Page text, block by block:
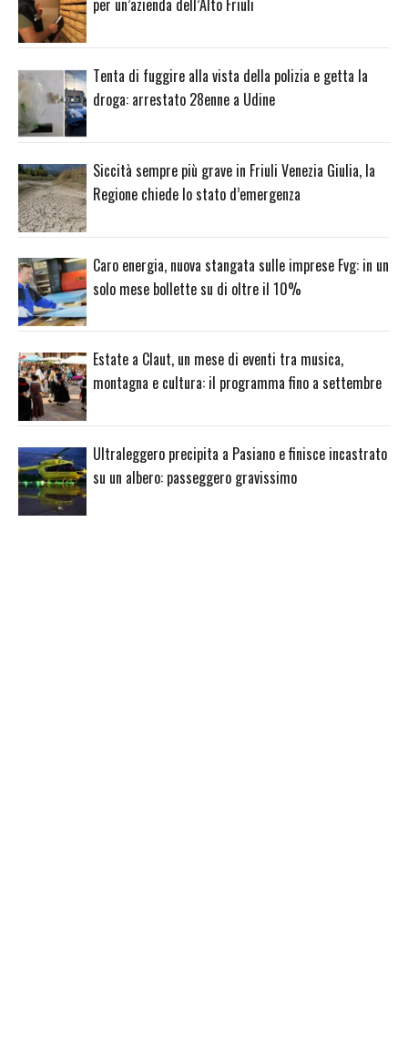
per un’azienda dell’Alto Friuli
Tenta di fuggire alla vista della polizia e getta la
droga: arrestato 28enne a Udine
Siccità sempre più grave in Friuli Venezia Giulia, la
Regione chiede lo stato d’emergenza
Caro energia, nuova stangata sulle imprese Fvg: in un
solo mese bollette su di oltre il 10%
Estate a Claut, un mese di eventi tra musica,
montagna e cultura: il programma fino a settembre
Ultraleggero precipita a Pasiano e finisce incastrato
su un albero: passeggero gravissimo